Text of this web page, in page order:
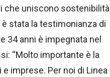
che uniscono sostenibilità
stata la testimonianza di
34 anni è impegnata nel
“Molto importante è la
imprese. Per noi di Linea